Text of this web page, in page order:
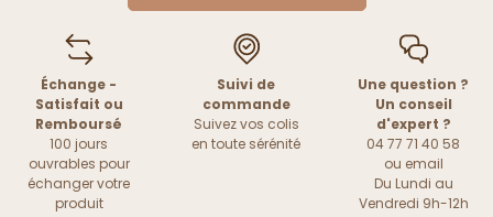
Échange -
Satisfait ou
Remboursé
100 jours
ouvrables pour
échanger votre
produit
Suivi de
commande
Suivez vos colis
en toute sérénité
Une question ?
Un conseil
d'expert ?
04 77 71 40 58
ou email
Du Lundi au
Vendredi 9h-12h